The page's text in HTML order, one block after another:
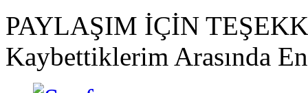
PAYLAŞIM İÇİN
Kaybettiklerim Arasında